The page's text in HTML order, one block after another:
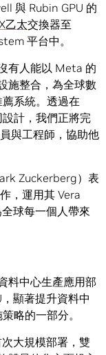
與 Rubin GPU 的
乙太交換器至
平台中。
有人能以 Meta 的
施整合，為全球數
系統。透過在
計，我們正將完
與工程師，協助他
Zuckerberg）表
，運用其 Vera
球每一個人帶來
料中心生產應用部
顯著提升資料中
略的一部分。
大規模部署，雙